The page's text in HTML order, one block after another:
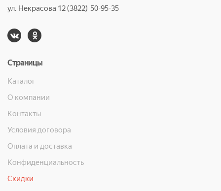
ул. Некрасова 12 (3822) 50-95-35
Страницы
Каталог
О компании
Контакты
Условия договора
Оплата и доставка
Конфиденциальность
Скидки